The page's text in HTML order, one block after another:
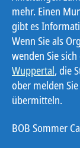
mehr. Einen
gibt es
Wenn Sie als
wenden Sie
Wuppertal, die
ober melden
übermitteln.
BOB Sommer